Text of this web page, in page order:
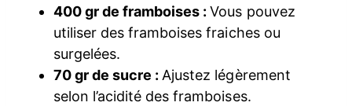
400 gr de framboises :Vous pouvez
utiliser des framboises fraiches ou
surgelées.
70 gr de sucre :Ajustez légèrement
selon l’acidité des framboises.